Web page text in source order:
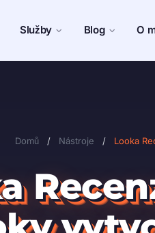
Služby Blog O
Domů / Nástroje / Looka